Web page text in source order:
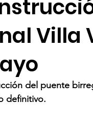
Villa
del puente
definitivo.